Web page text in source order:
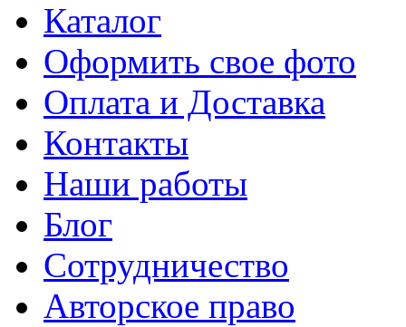
Каталог
Оформить свое фото
Оплата и Доставка
Контакты
Наши работы
Блог
Сотрудничество
Авторское право